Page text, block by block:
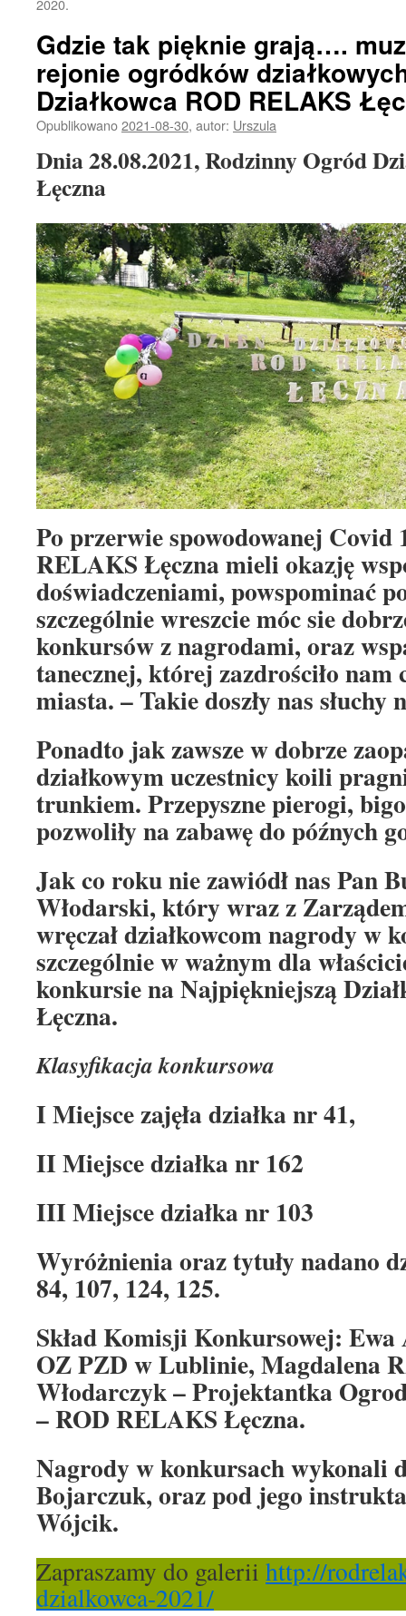
2020.
Gdzie tak pięknie grają….
rejonie ogródków
Działkowca ROD RELAKS
Opublikowano2021-08-30, autor: Urszula
Dnia 28.08.2021, Rodzinny Ogród
Łęczna
Po przerwie spowodowanej Covid
RELAKS Łęczna mieli okazję
doświadczeniami, powspominać
szczególnie wreszcie móc sie
konkursów z nagrodami, oraz
tanecznej, której zazdrościło nam
miasta. – Takie doszły nas słuchy
Ponadto jak zawsze w dobrze
działkowym uczestnicy koili
trunkiem. Przepyszne pierogi,
pozwoliły na zabawę do późnych
Jak co roku nie zawiódł nas Pan
Włodarski, który wraz z
wręczał działkowcom nagrody w
szczególnie w ważnym dla
konkursie na Najpiękniejszą
Łęczna.
Klasyfikacja konkursowa
I Miejsce zajęła działka nr 41,
II Miejsce działka nr 162
III Miejsce działka nr 103
Wyróżnienia oraz tytuły nadano
84, 107, 124, 125.
Skład Komisji Konkursowej:
OZ PZD w Lublinie, Magdalena
Włodarczyk – Projektantka
– ROD RELAKS Łęczna.
Nagrody w konkursach wykonali
Bojarczuk, oraz pod jego
Wójcik.
Zapraszamy do galerii http://
dzialkowca-2021/